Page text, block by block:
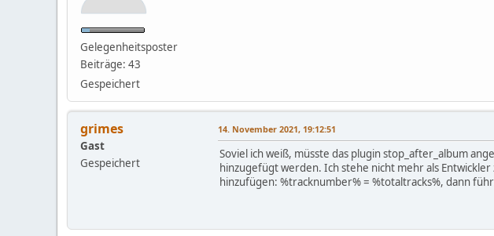
Gelegenheitsposter
Beiträge: 43
Gespeichert
grimes
Gast
Gespeichert
14. November 2021, 19:12:51
Soviel ich weiß, müsste das plugin stop_after_album
hinzugefügt werden. Ich stehe nicht mehr als
hinzufügen: %tracknumber% = %totaltracks%, dann